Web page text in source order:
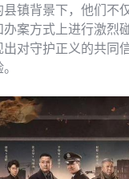
镇背景下，他们不
案方式上进行激烈
对守护正义的共同